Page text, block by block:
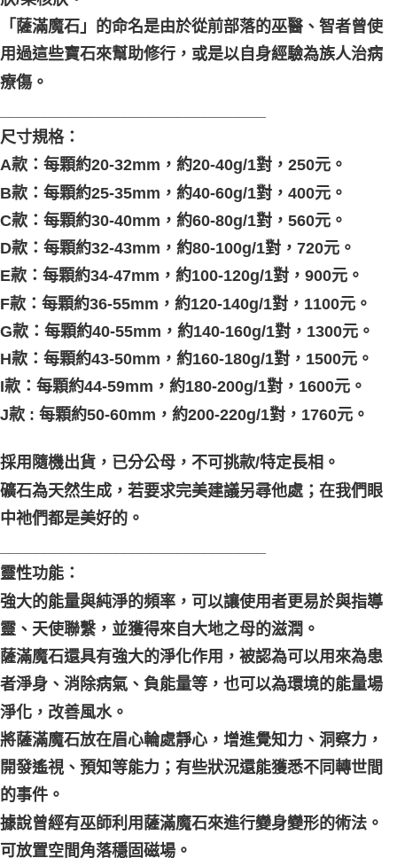
「薩滿魔石」的命名是由於從前部落的巫醫、智者曾使
用過這些寶石來幫助修行，或是以自身經驗為族人治病
療傷。
尺寸規格：
A款：每顆約20-32mm，約20-40g/1對，250元。
B款：每顆約25-35mm，約40-60g/1對，400元。
C款：每顆約30-40mm，約60-80g/1對，560元。
D款：每顆約32-43mm，約80-100g/1對，720元。
E款：每顆約34-47mm，約100-120g/1對，900元。
F款：每顆約36-55mm，約120-140g/1對，1100元。
G款：每顆約40-55mm，約140-160g/1對，1300元。
H款：每顆約43-50mm，約160-180g/1對，1500元。
I款：每顆約44-59mm，約180-200g/1對，1600元。
J款 : 每顆約50-60mm，約200-220g/1對，1760元。
採用隨機出貨，已分公母，不可挑款/特定長相。
礦石為天然生成，若要求完美建議另尋他處；在我們眼
中祂們都是美好的。
靈性功能：
強大的能量與純淨的頻率，可以讓使用者更易於與指導
靈、天使聯繫，並獲得來自大地之母的滋潤。
薩滿魔石還具有強大的淨化作用，被認為可以用來為患
者淨身、消除病氣、負能量等，也可以為環境的能量場
淨化，改善風水。
將薩滿魔石放在眉心輪處靜心，增進覺知力、洞察力，
開發遙視、預知等能力；有些狀況還能獲悉不同轉世間
的事件。
據說曾經有巫師利用薩滿魔石來進行變身變形的術法。
可放置空間角落穩固磁場。